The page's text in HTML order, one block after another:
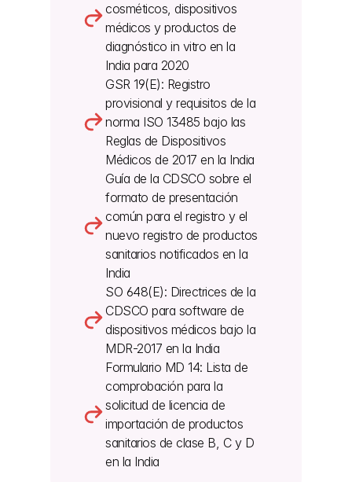
cosméticos, dispositivos
médicos y productos de
diagnóstico in vitro en la
India para 2020
GSR 19(E): Registro
provisional y requisitos de la
norma ISO 13485 bajo las
Reglas de Dispositivos
Médicos de 2017 en la India
Guía de la CDSCO sobre el
formato de presentación
común para el registro y el
nuevo registro de productos
sanitarios notificados en la
India
SO 648(E): Directrices de la
CDSCO para software de
dispositivos médicos bajo la
MDR-2017 en la India
Formulario MD 14: Lista de
comprobación para la
solicitud de licencia de
importación de productos
sanitarios de clase B, C y D
en la India